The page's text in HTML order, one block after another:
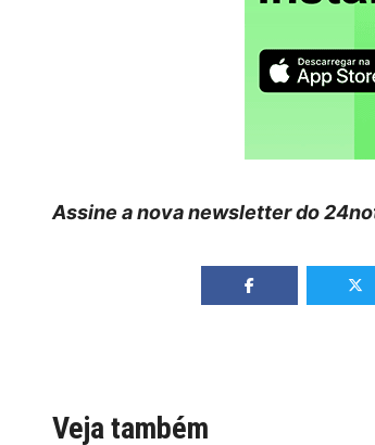
Assine a nova newsletter do
Veja também